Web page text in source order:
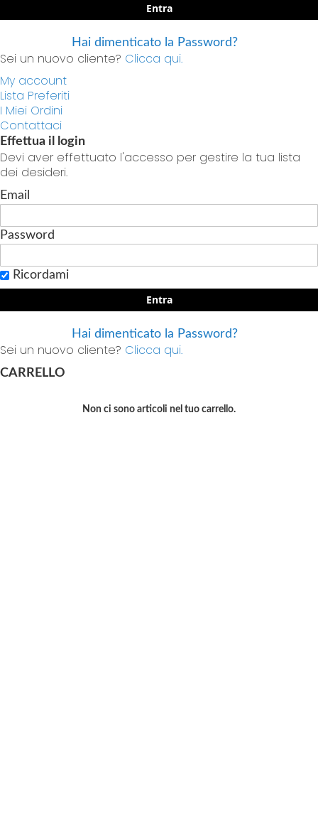
Entra
Hai dimenticato la Password?
Sei un nuovo cliente? Clicca qui.
My account
Lista Preferiti
I Miei Ordini
Contattaci
Effettua il login
Devi aver effettuato l'accesso per gestire la tua lista
dei desideri.
Email
Password
Ricordami
Entra
Hai dimenticato la Password?
Sei un nuovo cliente? Clicca qui.
CARRELLO
Non ci sono articoli nel tuo carrello.